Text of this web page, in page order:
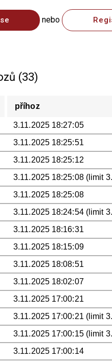
nebo
(33)
příhoz
3.11.2025 18:27:05
3.11.2025 18:25:51
3.11.2025 18:25:12
3.11.2025 18:25:08 (limit
3.11.2025 18:25:08
3.11.2025 18:24:54 (limit
3.11.2025 18:16:31
3.11.2025 18:15:09
3.11.2025 18:08:51
3.11.2025 18:02:07
3.11.2025 17:00:21
3.11.2025 17:00:21 (limit
3.11.2025 17:00:15 (limit
3.11.2025 17:00:14